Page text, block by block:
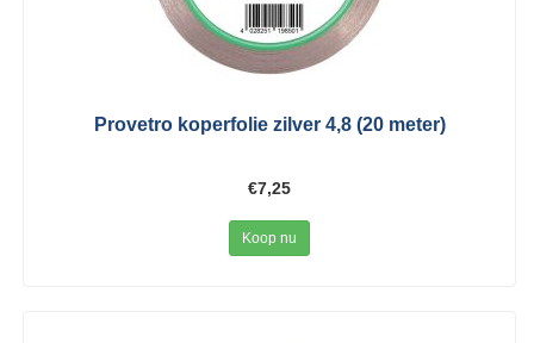
Provetro koperfolie zilver 4,8 (20 meter)
€7,25
Koop nu